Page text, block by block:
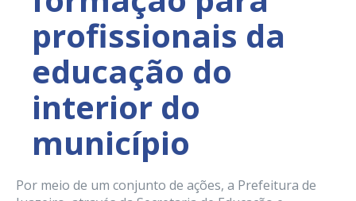
profissionais da
educação do
interior do
município
Por meio de um conjunto de ações, a Prefeitura de